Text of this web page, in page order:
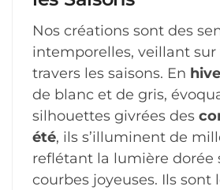
Nos créations sont des
intemporelles, veillant sur
travers les saisons. En
de blanc et de gris,
silhouettes givrées des
été, ils s’illuminent de
reflétant la lumière dorée
courbes joyeuses. Ils sont